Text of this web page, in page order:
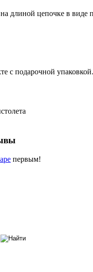
длиной цепочке в виде
с подарочной упаковкой.
первым!